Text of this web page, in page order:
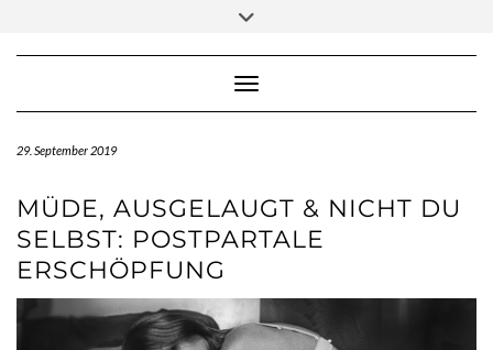
Toggle Navigation
29. September 2019
MÜDE, AUSGELAUGT & NICHT DU
SELBST: POSTPARTALE
ERSCHÖPFUNG